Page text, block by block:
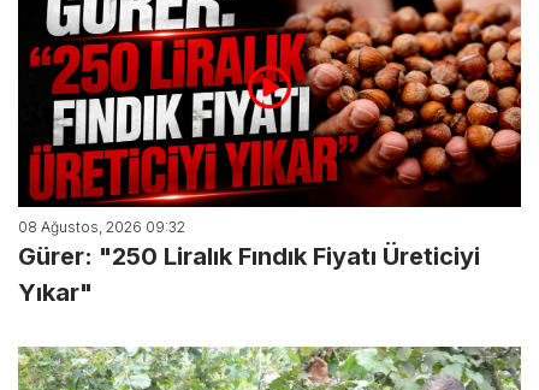
08 Ağustos, 2026 09:32
Gürer: "250 Liralık Fındık Fiyatı Üreticiyi
Yıkar"